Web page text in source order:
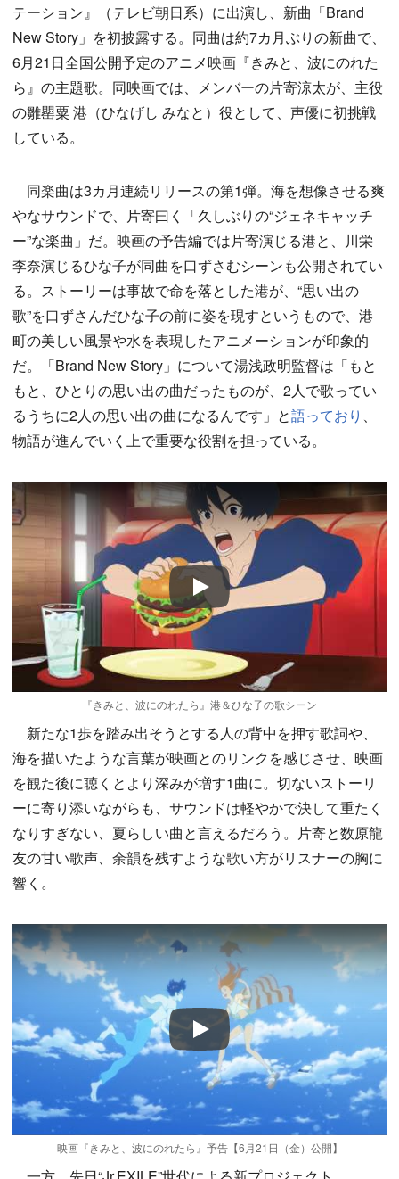
テーション』（テレビ朝日系）に出演し、新曲「Brand
New Story」を初披露する。同曲は約7カ月ぶりの新曲で、
6月21日全国公開予定のアニメ映画『きみと、波にのれた
ら』の主題歌。同映画では、メンバーの片寄涼太が、主役
の雛罌粟 港（ひなげし みなと）役として、声優に初挑戦
している。
同楽曲は3カ月連続リリースの第1弾。海を想像させる爽
やなサウンドで、片寄曰く「久しぶりの“ジェネキャッチ
ー”な楽曲」だ。映画の予告編では片寄演じる港と、川栄
李奈演じるひな子が同曲を口ずさむシーンも公開されてい
る。ストーリーは事故で命を落とした港が、“思い出の
歌”を口ずさんだひな子の前に姿を現すというもので、港
町の美しい風景や水を表現したアニメーションが印象的
だ。「Brand New Story」について湯浅政明監督は「もと
もと、ひとりの思い出の曲だったものが、2人で歌ってい
るうちに2人の思い出の曲になるんです」と語っており 、
物語が進んでいく上で重要な役割を担っている。
Play
『きみと、波にのれたら』港＆ひな子の歌シーン
新たな1歩を踏み出そうとする人の背中を押す歌詞や、
海を描いたような言葉が映画とのリンクを感じさせ、映画
を観た後に聴くとより深みが増す1曲に。切ないストーリ
ーに寄り添いながらも、サウンドは軽やかで決して重たく
なりすぎない、夏らしい曲と言えるだろう。片寄と数原龍
友の甘い歌声、余韻を残すような歌い方がリスナーの胸に
響く。
Play
映画『きみと、波にのれたら』予告【6月21日（金）公開】